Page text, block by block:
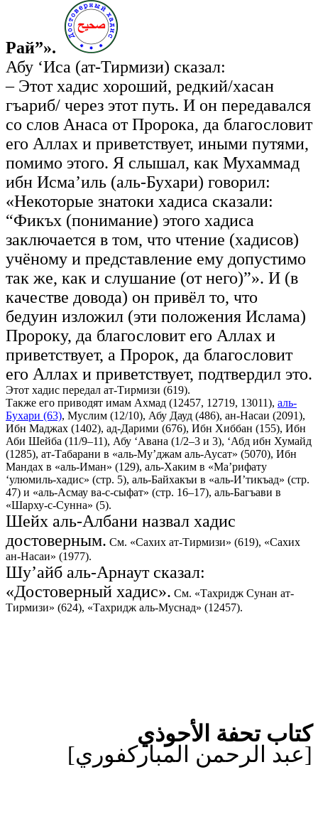
Рай”».
Абу ‘Иса (ат-Тирмизи) сказал:
– Этот хадис хороший, редкий/хасан
гъариб/ через этот путь. И он передавался
со слов Анаса от Пророка, да благословит
его Аллах и приветствует, иными путями,
помимо этого. Я слышал, как Мухаммад
ибн Исма’иль (аль-Бухари) говорил:
«Некоторые знатоки хадиса сказали:
“Фикъх (понимание) этого хадиса
заключается в том, что чтение (хадисов)
учёному и представление ему допустимо
так же, как и слушание (от него)”». И (в
качестве довода) он привёл то, что
бедуин изложил (эти положения Ислама)
Пророку, да благословит его Аллах и
приветствует, а Пророк, да благословит
его Аллах и приветствует, подтвердил это.
Этот хадис передал ат-Тирмизи (619).
Также его приводят имам Ахмад (12457, 12719, 13011), аль-
Бухари (63), Муслим (12/10), Абу Дауд (486), ан-Насаи (2091),
Ибн Маджах (1402), ад-Дарими (676), Ибн Хиббан (155), Ибн
Аби Шейба (11/9–11), Абу ‘Авана (1/2–3 и 3), ‘Абд ибн Хумайд
(1285), ат-Табарани в «аль-Му’джам аль-Аусат» (5070), Ибн
Мандах в «аль-Иман» (129), аль-Хаким в «Ма’рифату
‘улюмиль-хадис» (стр. 5), аль-Байхакъи в «аль-И’тикъад» (стр.
47) и «аль-Асмау ва-с-сыфат» (стр. 16–17), аль-Багъави в
«Шарху-с-Сунна» (5).
Шейх аль-Албани назвал хадис
достоверным. См. «Сахих ат-Тирмизи» (619), «Сахих
ан-Насаи» (1977).
Шу’айб аль-Арнаут сказал:
«Достоверный хадис». См. «Тахридж Сунан ат-
Тирмизи» (624), «Тахридж аль-Муснад» (12457).
كتاب تحفة الأحوذي
[عبد الرحمن المباركفوري]